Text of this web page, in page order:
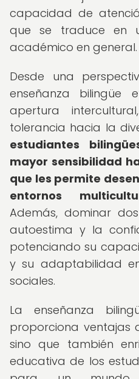
capacidad de
que se traduce en
académico en general.
Desde una
enseñanza bilingüe
apertura
tolerancia hacia la
estudiantes
mayor sensibilidad
que les permite
entornos
Además, dominar
autoestima y la
potenciando su
y su adaptabilidad
sociales.
La enseñanza
proporciona ventajas
sino que también
educativa de los